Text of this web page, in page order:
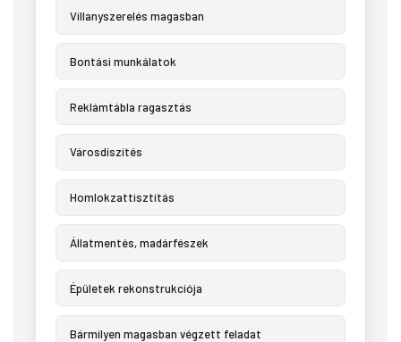
Villanyszerelés magasban
Bontási munkálatok
Reklámtábla ragasztás
Városdíszítés
Homlokzattisztítás
Állatmentés, madárfészek
Épületek rekonstrukciója
Bármilyen magasban végzett feladat